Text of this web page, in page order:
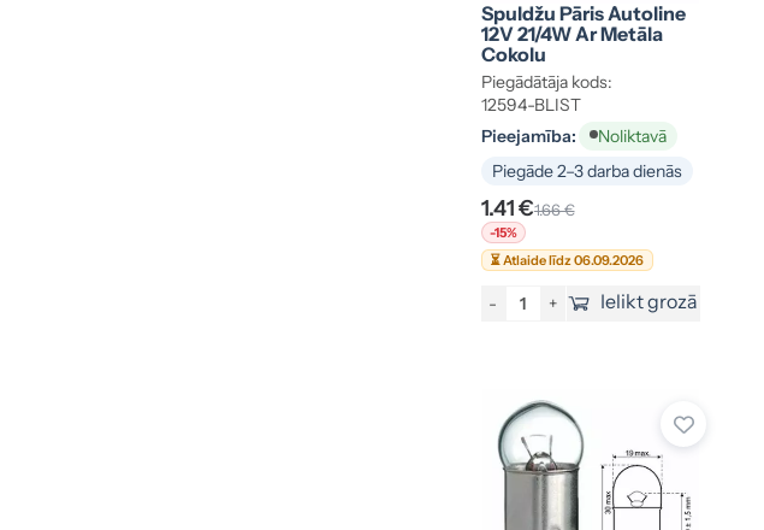
Spuldžu Pāris Autoline
12V 21/4W Ar Metāla
Cokolu
Piegādātāja kods:
12594-BLIST
Pieejamība:
Noliktavā
Piegāde 2–3 darba dienās
1.41 €1.66 €
-15%
⏳ Atlaide līdz 06.09.2026
- + Ielikt grozā